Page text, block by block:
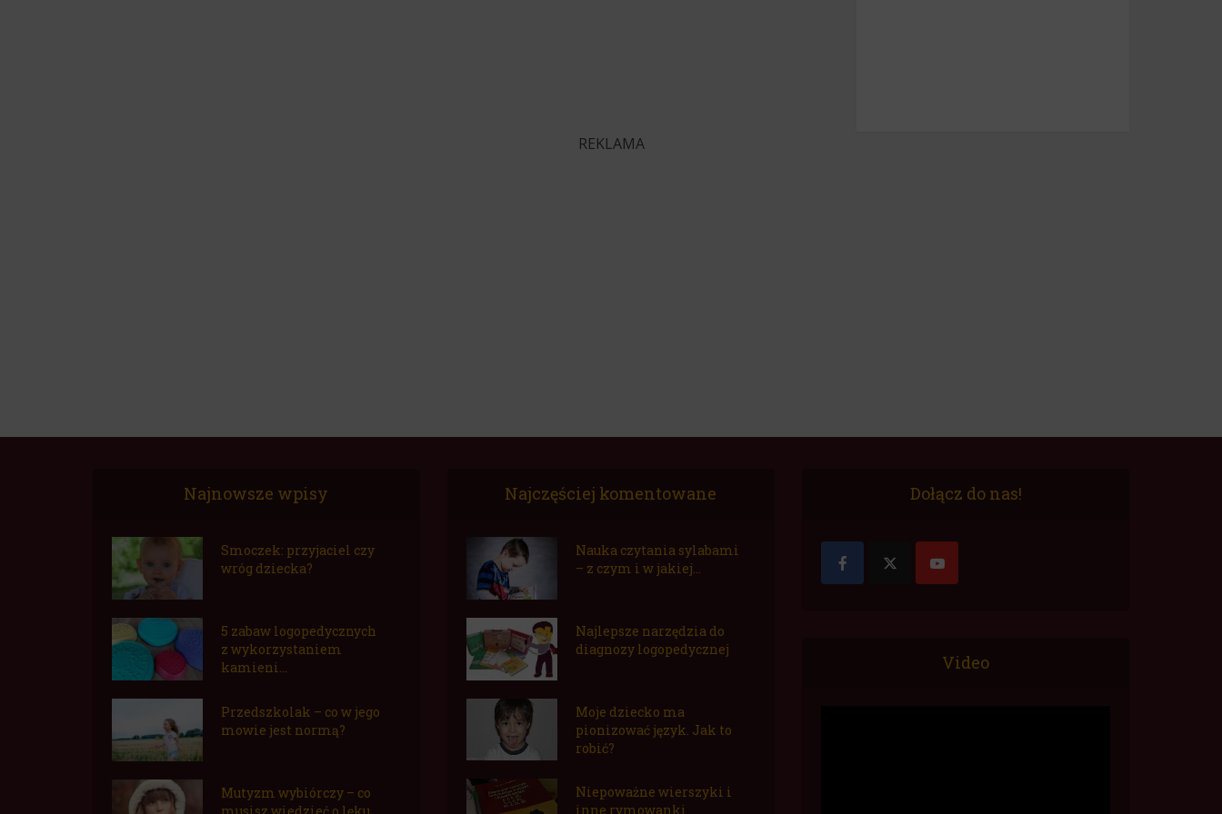
REKLAMA
Najnowsze wpisy
Smoczek: przyjaciel czy
wróg dziecka?
5 zabaw logopedycznych
z wykorzystaniem
kamieni...
Przedszkolak – co w jego
mowie jest normą?
Mutyzm wybiórczy – co
Najczęściej komentowane
Nauka czytania sylabami
– z czym i w jakiej...
Najlepsze narzędzia do
diagnozy logopedycznej
Moje dziecko ma
pionizować język. Jak to
robić?
Niepoważne wierszyki i
inne rymowanki
Dołącz do nas!
Video